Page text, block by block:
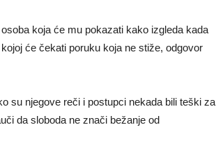
koja će mu pokazati kako izgleda kada
će čekati poruku koja ne stiže, odgovor
su njegove reči i postupci nekada bili teški za
da sloboda ne znači bežanje od